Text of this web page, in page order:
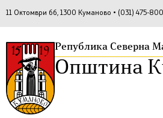
11 Октомври бб, 1300 Куманово • (031) 475-800
Република Северна
Општина